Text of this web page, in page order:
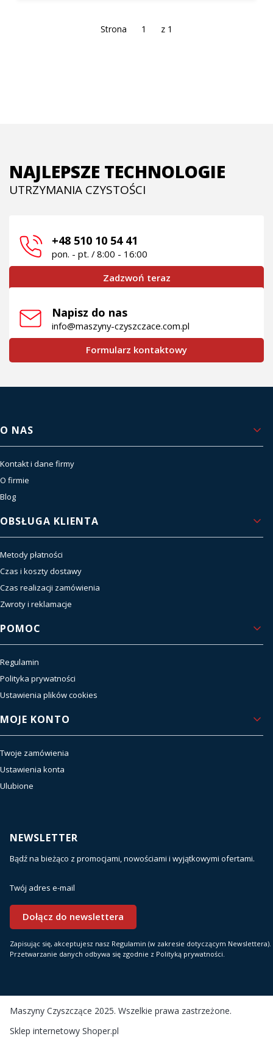
Strona z 1
NAJLEPSZE TECHNOLOGIE
UTRZYMANIA CZYSTOŚCI
+48 510 10 54 41
pon. - pt. / 8:00 - 16:00
Zadzwoń teraz
Napisz do nas
info@maszyny-czyszczace.com.pl
Formularz kontaktowy
Linki w stopce
O NAS
Kontakt i dane firmy
O firmie
Blog
OBSŁUGA KLIENTA
Metody płatności
Czas i koszty dostawy
Czas realizacji zamówienia
Zwroty i reklamacje
POMOC
Regulamin
Polityka prywatności
Ustawienia plików cookies
MOJE KONTO
Twoje zamówienia
Ustawienia konta
Ulubione
NEWSLETTER
Bądź na bieżąco z promocjami, nowościami i wyjątkowymi ofertami.
Twój adres e-mail
Dołącz do newslettera
Zapisując się, akceptujesz nasz Regulamin (w zakresie dotyczącym Newslettera).
Przetwarzanie danych odbywa się zgodnie z Polityką prywatności.
Maszyny Czyszczące 2025. Wszelkie prawa zastrzeżone.
Sklep internetowy Shoper.pl